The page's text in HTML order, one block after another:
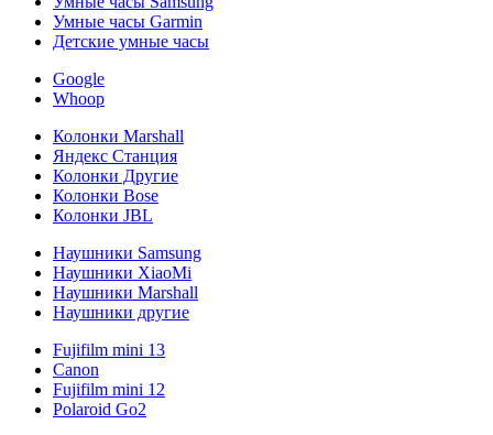
Умные часы Garmin
Детские умные часы
Google
Whoop
Колонки Marshall
Яндекс Станция
Колонки Другие
Колонки Bose
Колонки JBL
Наушники Samsung
Наушники XiaoMi
Наушники Marshall
Наушники другие
Fujifilm mini 13
Canon
Fujifilm mini 12
Polaroid Go2